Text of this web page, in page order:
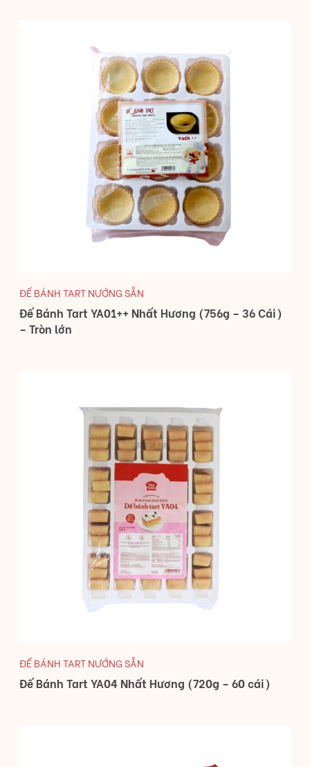
ĐẾ BÁNH TART NƯỚNG SẴN
Đế Bánh Tart YA01++ Nhất Hương (756g – 36 Cái)
– Tròn lớn
ĐẾ BÁNH TART NƯỚNG SẴN
Đế Bánh Tart YA04 Nhất Hương (720g – 60 cái)